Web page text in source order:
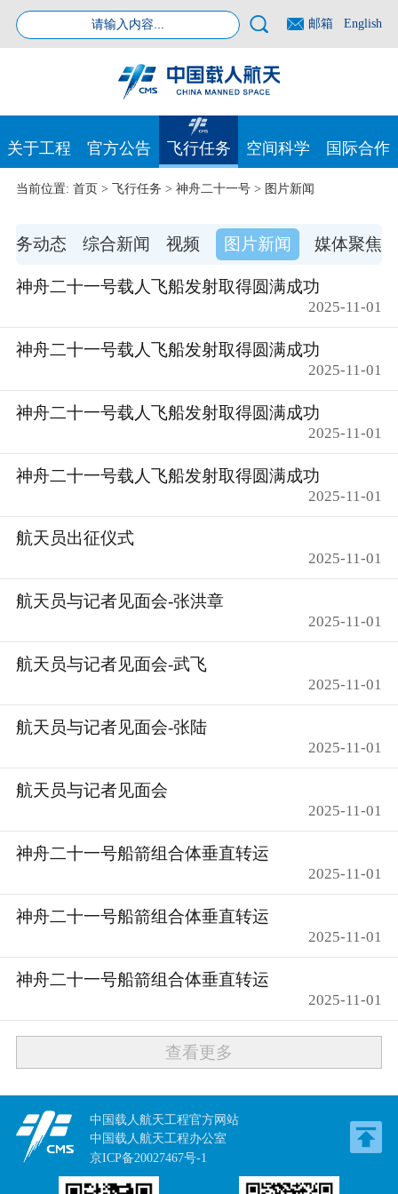
邮箱 English
关于工程 官方公告 飞行任务 空间科学 国际合作
务动态 综合新闻 视频 图片新闻 媒体聚焦
当前位置: 首页> 飞行任务 > 神舟二十一号> 图片新闻
神舟二十一号载人飞船发射取得圆满成功
2025-11-01
神舟二十一号载人飞船发射取得圆满成功
2025-11-01
神舟二十一号载人飞船发射取得圆满成功
2025-11-01
神舟二十一号载人飞船发射取得圆满成功
2025-11-01
航天员出征仪式
2025-11-01
航天员与记者见面会-张洪章
2025-11-01
航天员与记者见面会-武飞
2025-11-01
航天员与记者见面会-张陆
2025-11-01
航天员与记者见面会
2025-11-01
神舟二十一号船箭组合体垂直转运
2025-11-01
神舟二十一号船箭组合体垂直转运
2025-11-01
神舟二十一号船箭组合体垂直转运
2025-11-01
查看更多
中国载人航天工程官方网站
中国载人航天工程办公室
京ICP备20027467号-1